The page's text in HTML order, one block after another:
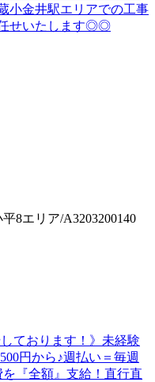
小金井駅エリアでの工事
せいたします◎◎
8エリア/A3203200140
ております！》未経験
円から♪週払い＝毎週
『全額』支給！直行直